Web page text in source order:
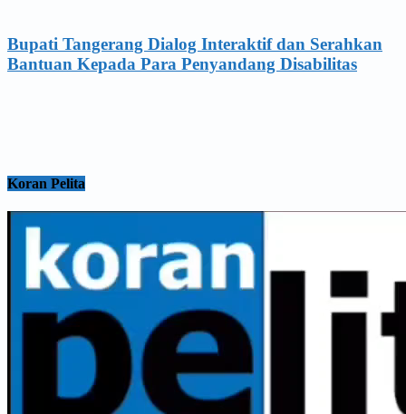
Bupati Tangerang Dialog Interaktif dan Serahkan
Bantuan Kepada Para Penyandang Disabilitas
Koran Pelita